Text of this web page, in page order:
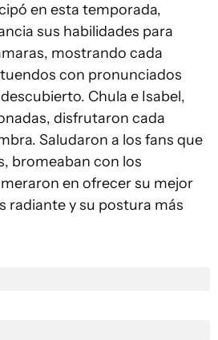
en esta temporada,
sus habilidades para
mostrando cada
con pronunciados
Chula e Isabel,
disfrutaron cada
Saludaron a los fans que
bromeaban con los
en ofrecer su mejor
radiante y su postura más